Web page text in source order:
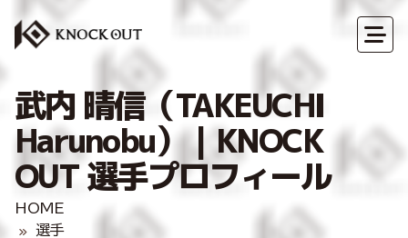
武内 晴信（TAKEUCHI
Harunobu）｜KNOCK
OUT 選手プロフィール
HOME
選手